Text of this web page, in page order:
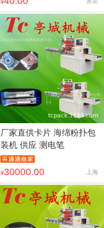
¥
厂家直供卡片 海绵粉扑包
装机 供应 测电笔
¥30000.00 上海